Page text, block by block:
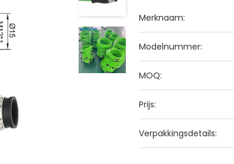
Merknaam:
Modelnummer:
MOQ:
Prijs:
Verpakkingsdetails: